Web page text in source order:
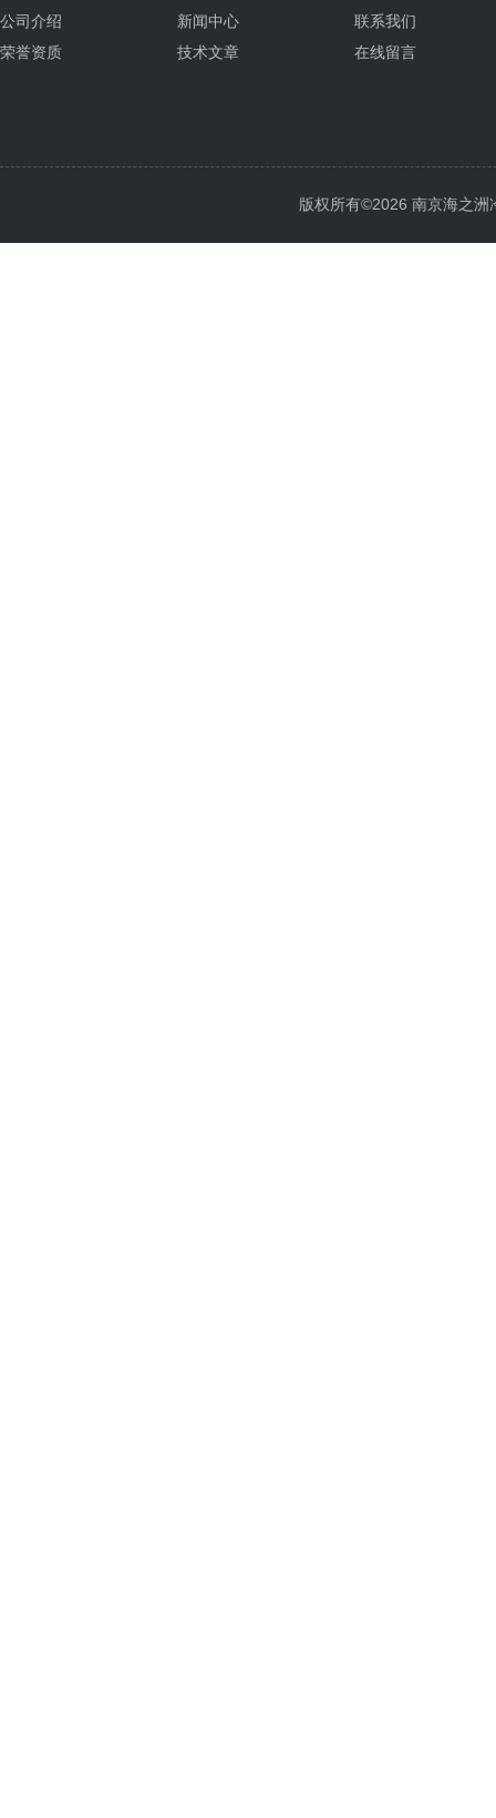
公司介绍
荣誉资质
新闻中心
技术文章
联系我们
在线留言
版权所有©2026 南京海之